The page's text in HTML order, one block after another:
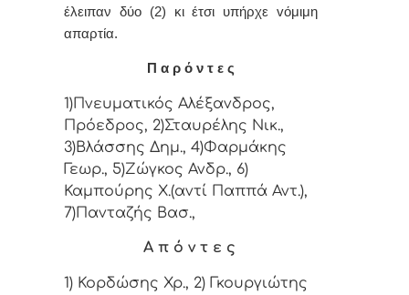
έλειπαν δύο (2) κι έτσι υπήρχε vόμιμη
απαρτία.
Π α ρ ό ν τ ε ς
1)Πνευματικός Αλέξανδρος,
Πρόεδρος, 2)Σταυρέλης Νικ.,
3)Βλάσσης Δημ., 4)Φαρμάκης
Γεωρ., 5)Ζώγκος Ανδρ., 6)
Καμπούρης Χ.(αντί Παππά Αντ.),
7)Πανταζής Βασ.,
Α π ό ν τ ε ς
1) Κορδώσης Χρ., 2) Γκουργιώτης